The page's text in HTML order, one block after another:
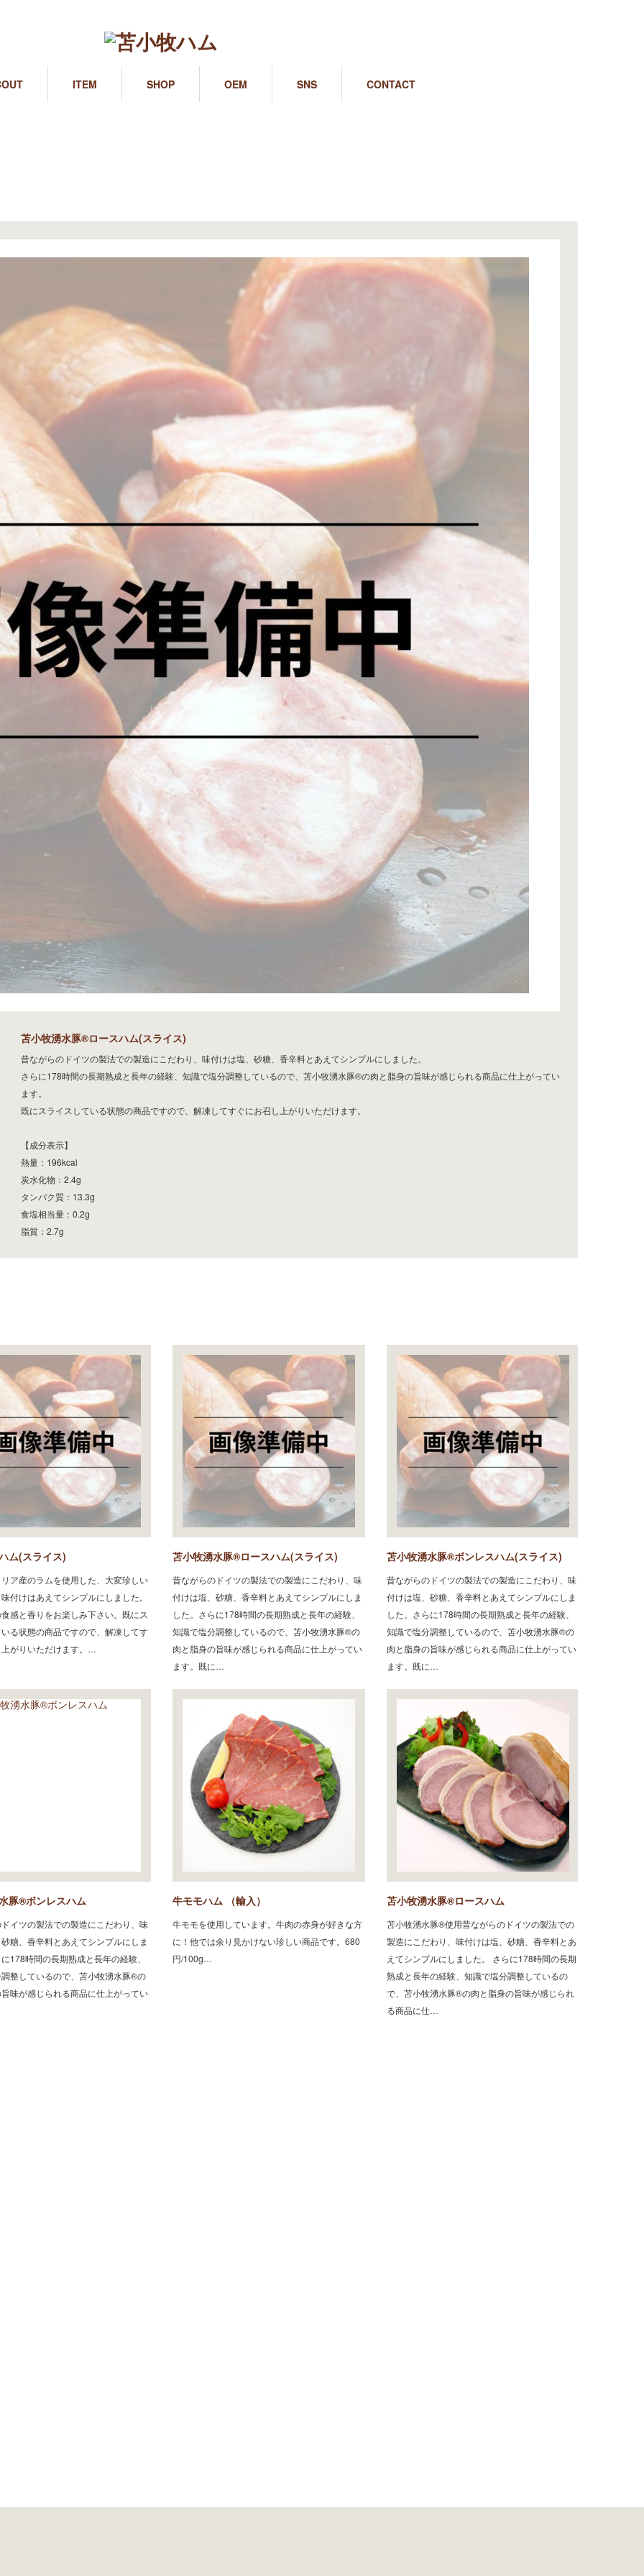
ITEM SHOP OEM SNS CONTACT
苫小牧湧水豚®ロースハム(スライス)
昔ながらのドイツの製法での製造にこだわり、味付けは塩、砂糖、香辛料とあえてシンプルにしました。
さらに178時間の長期熟成と長年の経験、知識で塩分調整しているので、苫小牧湧水豚®の肉と脂身の旨味が感じられる商品に仕上がってい
ます。
既にスライスしている状態の商品ですので、解凍してすぐにお召し上がりいただけます。
【成分表示】
熱量：196kcal
炭水化物：2.4g
タンパク質：13.3g
食塩相当量：0.2g
脂質：2.7g
ム(スライス)
ア産のラムを使用した、大変珍しい
付けはあえてシンプルにしました。
感と香りをお楽しみ下さい。既にス
る状態の商品ですので、解凍してす
がりいただけます。…
苫小牧湧水豚®ロースハム(スライス)
昔ながらのドイツの製法での製造にこだわり、味
付けは塩、砂糖、香辛料とあえてシンプルにしま
した。さらに178時間の長期熟成と長年の経験、
知識で塩分調整しているので、苫小牧湧水豚®の
肉と脂身の旨味が感じられる商品に仕上がってい
ます。既に…
苫小牧湧水豚®ボンレスハム(スライス)
昔ながらのドイツの製法での製造にこだわり、味
付けは塩、砂糖、香辛料とあえてシンプルにしま
した。さらに178時間の長期熟成と長年の経験、
知識で塩分調整しているので、苫小牧湧水豚®の
肉と脂身の旨味が感じられる商品に仕上がってい
ます。既に…
豚®ボンレスハム
イツの製法での製造にこだわり、味
糖、香辛料とあえてシンプルにしま
178時間の長期熟成と長年の経験、
整しているので、苫小牧湧水豚®の
味が感じられる商品に仕上がってい
牛モモハム （輸入）
牛モモを使用しています。牛肉の赤身が好きな方
に！他では余り見かけない珍しい商品です。680
円/100g…
苫小牧湧水豚®ロースハム
苫小牧湧水豚®使用昔ながらのドイツの製法での
製造にこだわり、味付けは塩、砂糖、香辛料とあ
えてシンプルにしました。 さらに178時間の長期
熟成と長年の経験、知識で塩分調整しているの
で、苫小牧湧水豚®の肉と脂身の旨味が感じられ
る商品に仕…